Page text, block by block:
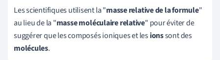
Les scientifiques utilisent la "masse relative de la formule"
au lieu de la "masse moléculaire relative" pour éviter de
suggérer que les composés ioniques et lesionssont des
molécules.